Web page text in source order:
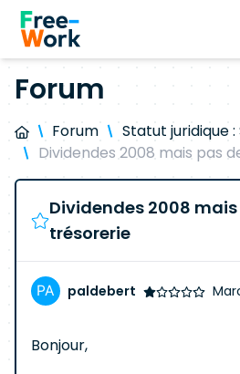
Forum
Forum
Statut juridique :
Dividendes 2008 mais pas
Dividendes 2008
trésorerie
paldebert
Bonjour,